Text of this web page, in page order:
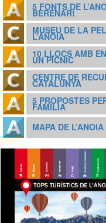
5 FONTS DE
BERENAR!
MUSEU DE LA
L’ANOIA
10 LLOCS AMB
UN PÍCNIC
CENTRE DE
CATALUNYA
5 PROPOSTES
FAMÍLIA
MAPA DE L’ANOIA